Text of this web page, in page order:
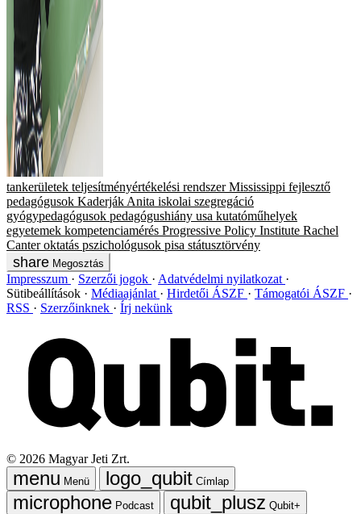
tankerületek teljesítményértékelési rendszer Mississippi fejlesztő
pedagógusok Kaderják Anita iskolai szegregáció
gyógypedagógusok pedagógushiány usa kutatóműhelyek
egyetemek kompetenciamérés Progressive Policy Institute Rachel
Canter oktatás pszichológusok pisa státusztörvény
Megosztás
Impresszum Szerzői jogok
Adatvédelmi nyilatkozat
Sütibeállítások
Médiaajánlat Hirdetői ÁSZF
Támogatói ÁSZF
RSS
Szerzőinknek Írj nekünk
© 2026 Magyar Jeti Zrt.
Menü
Címlap
Podcast
Qubit+